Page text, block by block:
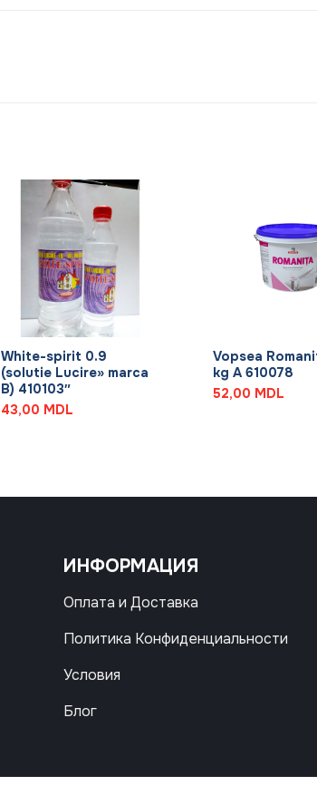
+
White-spirit 0.9
(solutie Lucire» marca
B) 410103″
43,00 MDL
Vopsea
kg A 610078
52,00 MDL
ИНФОРМАЦИЯ
Оплата и Доставка
Политика Конфиденциальности
Условия
Блог